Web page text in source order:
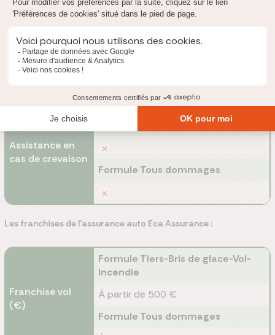
Envoi de pièces
détachées
Formule Tiers-Bris de glace-Vol-
Incendie
Formule Tous dommages
Assistance en
cas de crevaison
Formule Tous dommages
Les franchises de l'assurance auto Eca Assurance :
Franchise vol
(€)
Formule Tiers-Bris de glace-Vol-
Incendie
À partir de 500 €
Formule Tous dommages